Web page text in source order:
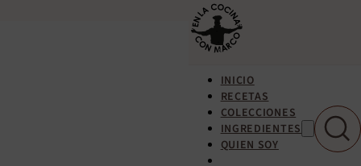
INICIO
RECETAS
COLECCIONES
INGREDIENTES
QUIEN SOY